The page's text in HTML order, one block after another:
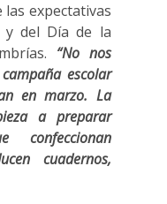
expectativas
y del Día de la
“No nos
escolar
en marzo. La
a preparar
cuadernos,